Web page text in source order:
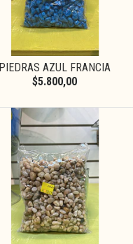
PIEDRAS AZUL FRANCIA
$5.800,00